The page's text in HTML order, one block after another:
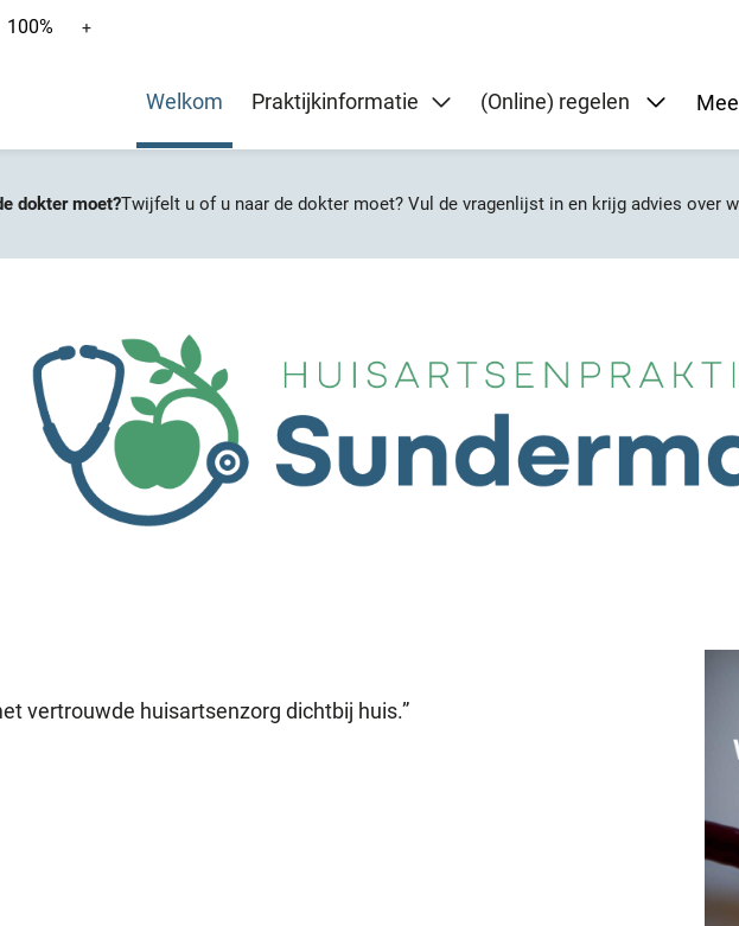
100%
Tekst
+
Welkom Praktijkinformatie (Online) regelen
dokter moet?Twijfelt u of u naar de dokter moet? Vul de vragenlijst in en krijg advies over
vertrouwde huisartsenzorg dichtbij huis.”